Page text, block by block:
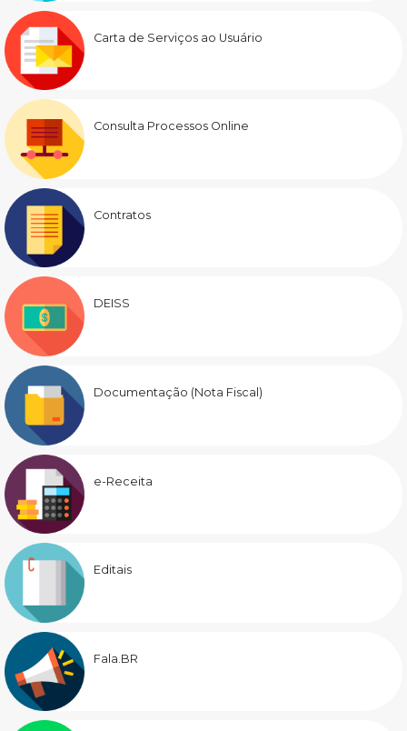
Carta de Serviços ao Usuário
Consulta Processos Online
Contratos
DEISS
Documentação (Nota Fiscal)
e-Receita
Editais
Fala.BR